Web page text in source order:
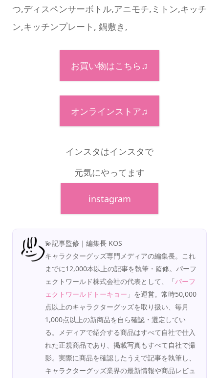
つ,ディスペンサーボトル,アニモチ,ミトン,キッチ
ン,キッチンプレート, 鍋敷き,
お買い物はこちら♫
オンラインストア♫
インスタはインスタで
元気にやってます
instagram
💫記事監修｜編集長 KOS
キャラクターグッズ専門メディアの編集長。これ
までに12,000本以上の記事を執筆・監修。パーフ
ェクトワールド株式会社の代表として、「パーフ
ェクトワールドトーキョー 」を運営。常時50,000
点以上のキャラクターグッズを取り扱い、毎月
1,000点以上の新商品を自ら確認・選定してい
る。メディアで紹介する商品はすべて自社で仕入
れた正規商品であり、掲載写真もすべて自社で撮
影。実際に商品を確認したうえで記事を執筆し、
キャラクターグッズ業界の最新情報や商品レビュ